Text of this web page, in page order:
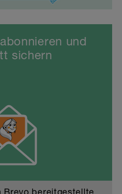
und
sichern
Brevo bereitgestellte